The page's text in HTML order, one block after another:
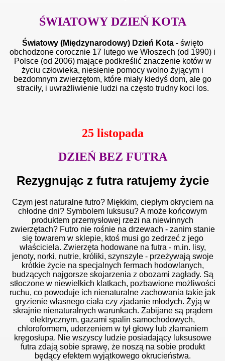
ŚWIATOWY DZIEŃ KOTA
Światowy (Międzynarodowy) Dzień Kota- święto
obchodzone corocznie 17 lutego we Włoszech (od 1990) i
Polsce(od 2006) mające podkreślić znaczenie kotów w
życiu człowieka, niesienie pomocy wolno żyjącym i
bezdomnym zwierzętom, które miały kiedyś dom, ale go
straciły, i uwrażliwienie ludzi na często trudny koci los.
25 listopada
DZIEŃ BEZ FUTRA
Rezygnując z futra ratujemy życie
Czym jest naturalne futro? Miękkim, ciepłym okryciem na
chłodne dni? Symbolem luksusu? A może końcowym
produktem przemysłowej rzezi na niewinnych
zwierzętach? Futro nie rośnie na drzewach - zanim stanie
się towarem w sklepie, ktoś musi go zedrzeć z jego
właściciela. Zwierzęta hodowane na futra - m.in. lisy,
jenoty, norki, nutrie, króliki, szynszyle - przeżywają swoje
krótkie życie na specjalnych fermach hodowlanych,
budzących najgorsze skojarzenia z obozami zagłady. Są
stłoczone w niewielkich klatkach, pozbawione możliwości
ruchu, co powoduje ich nienaturalne zachowania takie jak
gryzienie własnego ciała czy zjadanie młodych. Żyją w
skrajnie nienaturalnych warunkach. Zabijane są prądem
elektrycznym, gazami spalin samochodowych,
chloroformem, uderzeniem w tył głowy lub złamaniem
kręgosłupa. Nie wszyscy ludzie posiadający luksusowe
futra zdają sobie sprawę, że noszą na sobie produkt
będący efektem wyjątkowego okrucieństwa.